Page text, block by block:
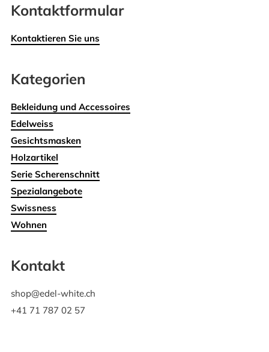
Kontaktformular
Kontaktieren Sie uns
Kategorien
Bekleidung und Accessoires
Edelweiss
Gesichtsmasken
Holzartikel
Serie Scherenschnitt
Spezialangebote
Swissness
Wohnen
Kontakt
shop@edel-white.ch
+41 71 787 02 57